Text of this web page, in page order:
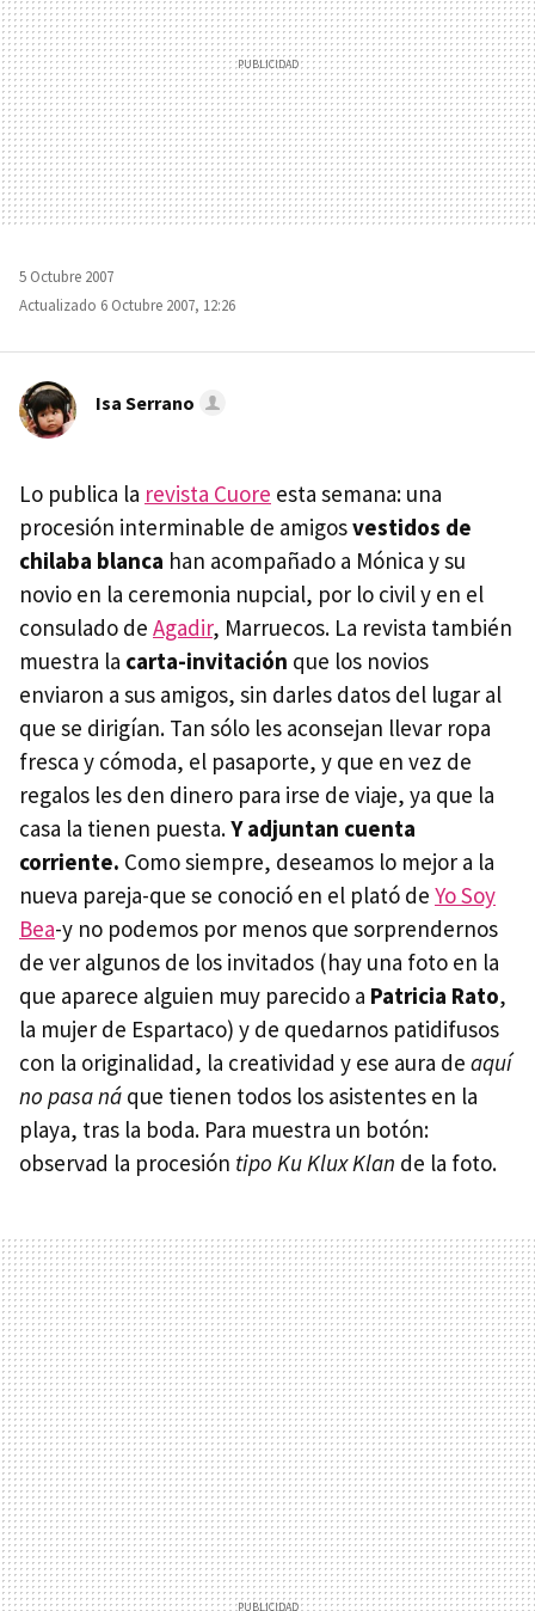
5 Octubre 2007
Actualizado 6 Octubre 2007, 12:26
Isa Serrano
Lo publica la revista Cuore esta semana: una
procesión interminable de amigosvestidos de
chilaba blanca han acompañado a Mónica y su
novio en la ceremonia nupcial, por lo civil y en el
consulado de Agadir, Marruecos. La revista también
muestra la carta-invitación que los novios
enviaron a sus amigos, sin darles datos del lugar al
que se dirigían. Tan sólo les aconsejan llevar ropa
fresca y cómoda, el pasaporte, y que en vez de
regalos les den dinero para irse de viaje, ya que la
casa la tienen puesta.Y adjuntan cuenta
corriente. Como siempre, deseamos lo mejor a la
nueva pareja-que se conoció en el plató de Yo Soy
Bea-y no podemos por menos que sorprendernos
de ver algunos de los invitados (hay una foto en la
que aparece alguien muy parecido a Patricia Rato,
la mujer de Espartaco) y de quedarnos patidifusos
con la originalidad, la creatividad y ese aura de aquí
no pasa ná que tienen todos los asistentes en la
playa, tras la boda. Para muestra un botón:
observad la procesión tipo Ku Klux Klan de la foto.